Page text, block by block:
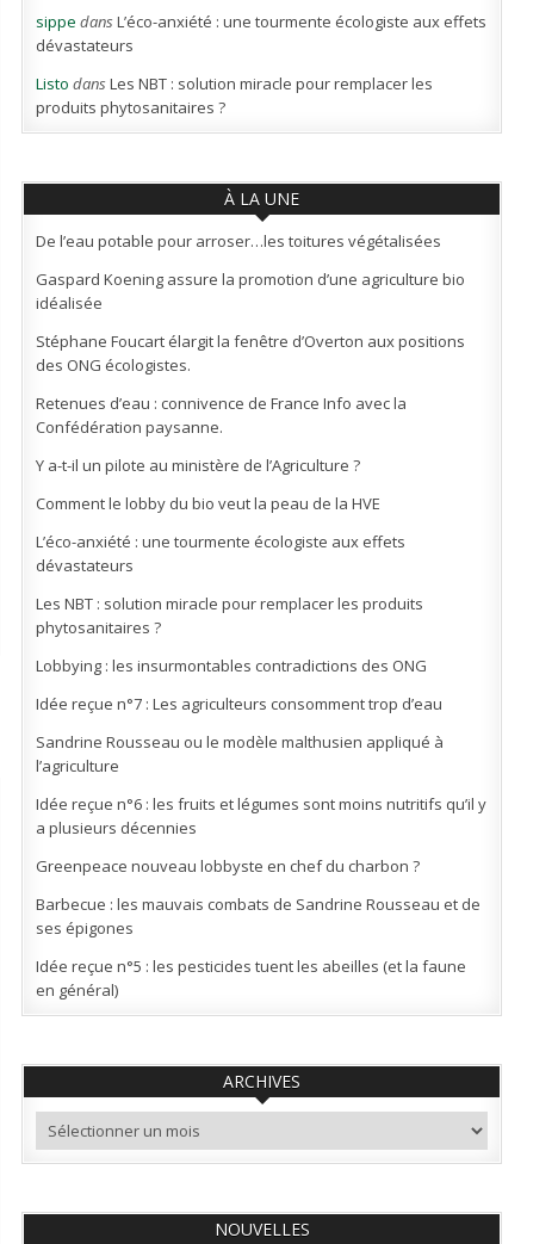
sippe dansL’éco-anxiété : une tourmente écologiste aux effets
dévastateurs
Listo dansLes NBT : solution miracle pour remplacer les
produits phytosanitaires ?
À LA UNE
De l’eau potable pour arroser…les toitures végétalisées
Gaspard Koening assure la promotion d’une agriculture bio
idéalisée
Stéphane Foucart élargit la fenêtre d’Overton aux positions
des ONG écologistes.
Retenues d’eau : connivence de France Info avec la
Confédération paysanne.
Y a-t-il un pilote au ministère de l’Agriculture ?
Comment le lobby du bio veut la peau de la HVE
L’éco-anxiété : une tourmente écologiste aux effets
dévastateurs
Les NBT : solution miracle pour remplacer les produits
phytosanitaires ?
Lobbying : les insurmontables contradictions des ONG
Idée reçue n°7 : Les agriculteurs consomment trop d’eau
Sandrine Rousseau ou le modèle malthusien appliqué à
l’agriculture
Idée reçue n°6 : les fruits et légumes sont moins nutritifs qu’il y
a plusieurs décennies
Greenpeace nouveau lobbyste en chef du charbon ?
Barbecue : les mauvais combats de Sandrine Rousseau et de
ses épigones
Idée reçue n°5 : les pesticides tuent les abeilles (et la faune
en général)
ARCHIVES
Archives
NOUVELLES